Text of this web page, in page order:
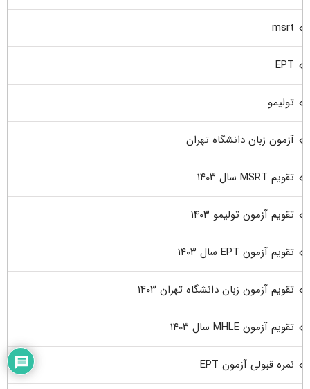
msrt
EPT
تولیمو
آزمون زبان دانشگاه تهران
تقویم MSRT سال ۱۴۰۳
تقویم آزمون تولیمو ۱۴۰۳
تقویم آزمون EPT سال ۱۴۰۳
تقویم آزمون زبان دانشگاه تهران ۱۴۰۳
تقویم آزمون MHLE سال ۱۴۰۳
نمره قبولی آزمون EPT